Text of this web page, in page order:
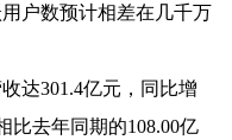
户数预计相差在几千万
达301.4亿元，同比增
比去年同期的108.00亿